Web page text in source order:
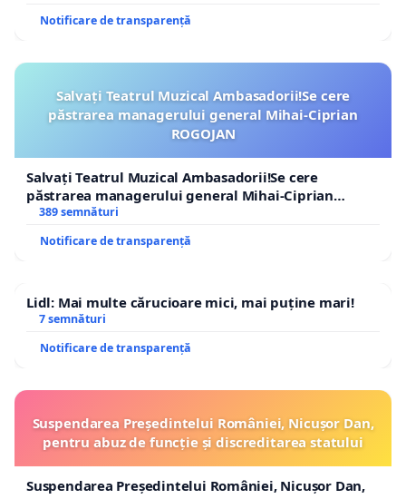
Notificare de transparență
Salvați Teatrul Muzical Ambasadorii!Se cere
păstrarea managerului general Mihai-Ciprian
ROGOJAN
Salvați Teatrul Muzical Ambasadorii!Se cere
păstrarea managerului general Mihai-Ciprian
ROGOJAN
389 semnături
Notificare de transparență
Lidl: Mai multe cărucioare mici, mai puține mari!
7 semnături
Notificare de transparență
Suspendarea Președintelui României, Nicușor Dan,
pentru abuz de funcție și discreditarea statului
Suspendarea Președintelui României, Nicușor Dan,